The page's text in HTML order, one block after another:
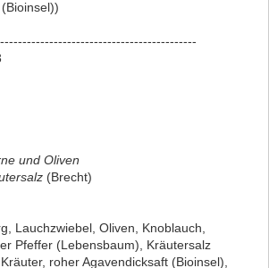
und Oliven
(Brecht)
Lauchzwiebel, Oliven, Knoblauch,
Pfeffer (Lebensbaum), Kräutersalz
roher Agavendicksaft (Bioinsel),